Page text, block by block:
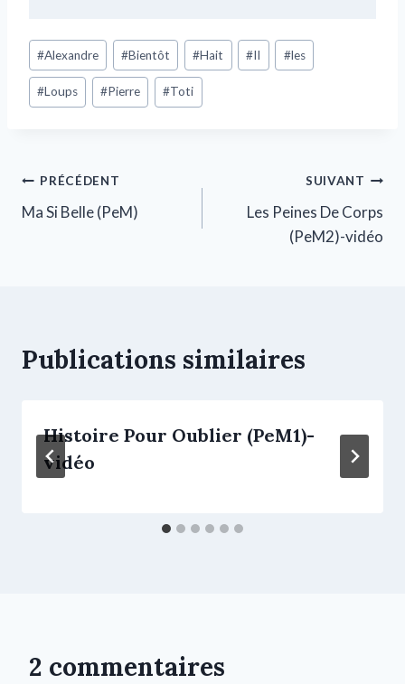
#Alexandre #Bientôt #Hait #II #les
#Loups #Pierre #Toti
PRÉCÉDENT
Ma Si Belle (PeM)
SUIVANT
Les Peines De Corps
(PeM2)-vidéo
Publications similaires
Histoire Pour Oublier (PeM1)-
vidéo
2 commentaires